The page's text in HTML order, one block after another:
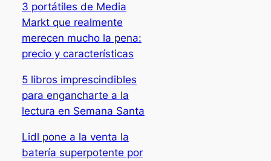
3 portátiles de Media
Markt que realmente
merecen mucho la pena:
precio y características
5 libros imprescindibles
para engancharte a la
lectura en Semana Santa
Lidl pone a la venta la
batería superpotente por